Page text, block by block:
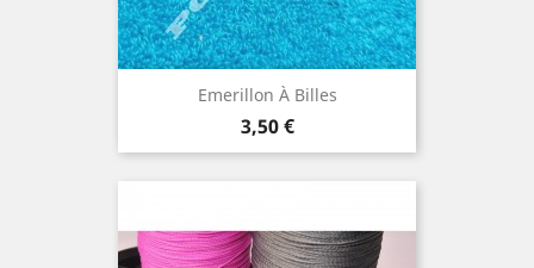
Emerillon À Billes
Prix
3,50 €